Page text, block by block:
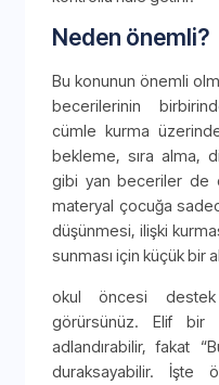
Neden önemli?
Bu konunun önemli
becerilerinin
cümle kurma
bekleme, sıra alma,
gibi yan beceriler de
materyal çocuğa
düşünmesi, ilişki
sunması için küçük bir
okul öncesi
görürsünüz. Elif bir
adlandırabilir, fakat
duraksayabilir. İşte